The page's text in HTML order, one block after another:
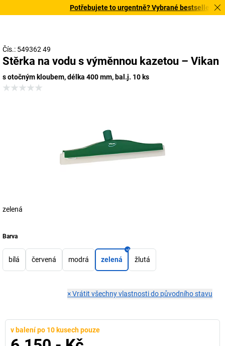
Potřebujete to urgentně? Vybrané bestsellery
Čís.: 549362 49
Stěrka na vodu s výměnnou kazetou – Vikan
s otočným kloubem, délka 400 mm, bal.j. 10 ks
zelená
Barva
bílá červená modrá zelená žlutá
×Vrátit všechny vlastnosti do původního stavu
v balení po 10 kusech pouze